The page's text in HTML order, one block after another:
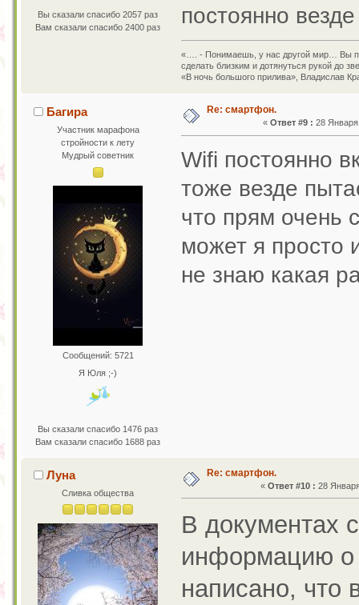
Вы сказали спасибо 2057 раз
Вам сказали спасибо 2400 раз
постоянно
«…. - Понимаешь, у нас другой мир… Вы
сделать близким и дотянуться рукой до
«В ночь большого прилива», Владислав
Багира
Участник марафона
стройности к лету
Мудрый советник
Сообщений: 5721
Я Юля ;-)
Вы сказали спасибо 1476 раз
Вам сказали спасибо 1688 раз
Re: смартфон.
« Ответ #9 : 28
Wifi постоянно
тоже везде
что прям очень
может я просто
не знаю какая
Луна
Сливка общества
Re: смартфон.
« Ответ #10 : 28
В документах
информацию о
написано, что